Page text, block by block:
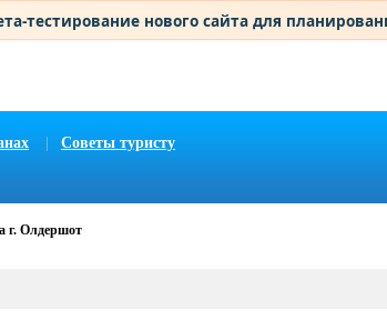
тестирование нового сайта для
Советы туристу
г. Олдершот